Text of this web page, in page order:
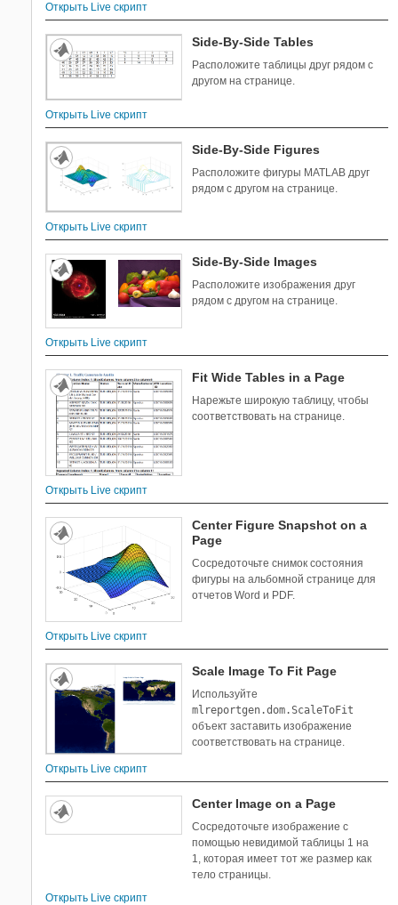
Открыть Live скрипт
Side-By-Side Tables
Расположите таблицы друг рядом с
другом на странице.
Открыть Live скрипт
Side-By-Side Figures
Расположите фигуры MATLAB друг
рядом с другом на странице.
Открыть Live скрипт
Side-By-Side Images
Расположите изображения друг
рядом с другом на странице.
Открыть Live скрипт
Fit Wide Tables in a Page
Нарежьте широкую таблицу, чтобы
соответствовать на странице.
Открыть Live скрипт
Center Figure Snapshot on a
Page
Сосредоточьте снимок состояния
фигуры на альбомной странице для
отчетов Word и PDF.
Открыть Live скрипт
Scale Image To Fit Page
Используйте
mlreportgen.dom.ScaleToFit
объект заставить изображение
соответствовать на странице.
Открыть Live скрипт
Center Image on a Page
Сосредоточьте изображение с
помощью невидимой таблицы 1 на
1, которая имеет тот же размер как
тело страницы.
Открыть Live скрипт